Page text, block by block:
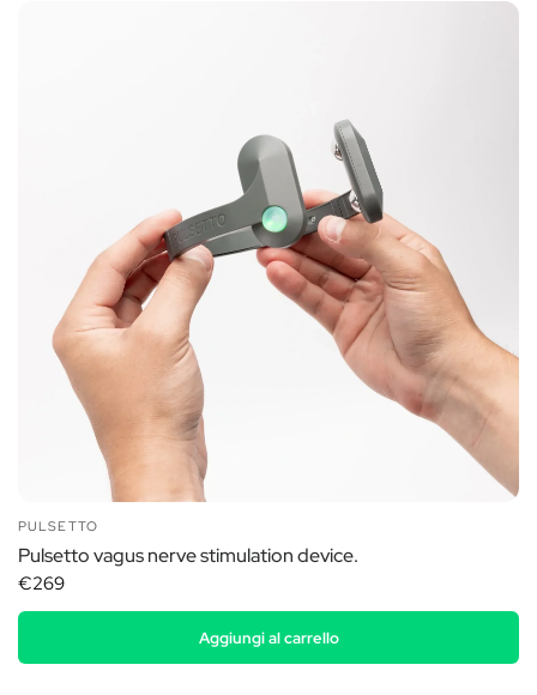
PULSETTO
Pulsetto vagus nerve stimulation device.
€269
Aggiungi al carrello